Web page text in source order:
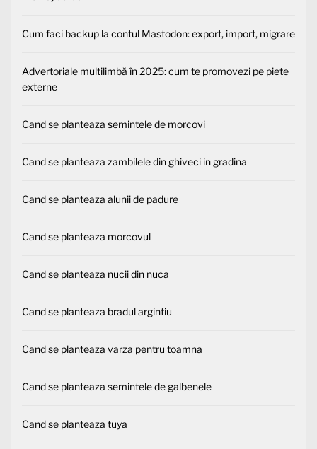
Cum faci backup la contul Mastodon: export, import, migrare
Advertoriale multilimbă în 2025: cum te promovezi pe piețe
externe
Cand se planteaza semintele de morcovi
Cand se planteaza zambilele din ghiveci in gradina
Cand se planteaza alunii de padure
Cand se planteaza morcovul
Cand se planteaza nucii din nuca
Cand se planteaza bradul argintiu
Cand se planteaza varza pentru toamna
Cand se planteaza semintele de galbenele
Cand se planteaza tuya